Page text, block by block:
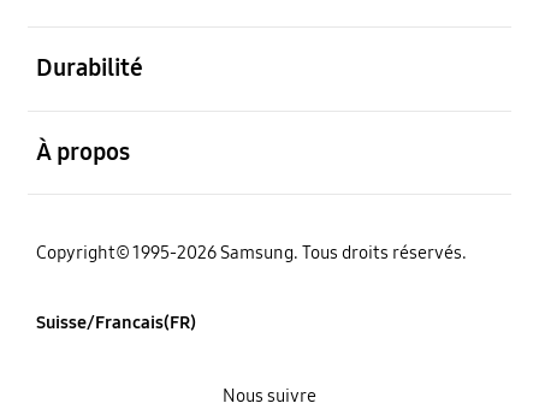
Durabilité
À propos
Copyright© 1995-2026 Samsung. Tous droits réservés.
Suisse/Francais(FR)
Nous suivre